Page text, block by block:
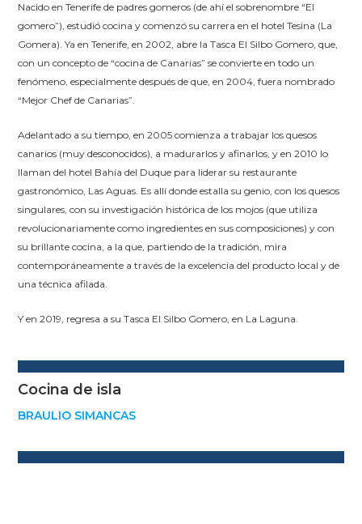
Nacido en Tenerife de padres gomeros (de ahí el sobrenombre “El
gomero”), estudió cocina y comenzó su carrera en el hotel Tesina (La
Gomera). Ya en Tenerife, en 2002, abre la Tasca El Silbo Gomero, que,
con un concepto de “cocina de Canarias” se convierte en todo un
fenómeno, especialmente después de que, en 2004, fuera nombrado
“Mejor Chef de Canarias”.
Adelantado a su tiempo, en 2005 comienza a trabajar los quesos
canarios (muy desconocidos), a madurarlos y afinarlos, y en 2010 lo
llaman del hotel Bahía del Duque para liderar su restaurante
gastronómico, Las Aguas. Es allí donde estalla su genio, con los quesos
singulares, con su investigación histórica de los mojos (que utiliza
revolucionariamente como ingredientes en sus composiciones) y con
su brillante cocina, a la que, partiendo de la tradición, mira
contemporáneamente a través de la excelencia del producto local y de
una técnica afilada.
Y en 2019, regresa a su Tasca El Silbo Gomero, en La Laguna.
Cocina de isla
BRAULIO SIMANCAS